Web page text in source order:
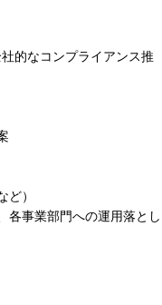
的なコンプライアンス推
）
各事業部門への運用落とし